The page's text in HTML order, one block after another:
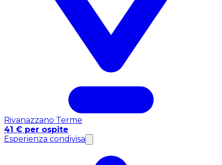
Rivanazzano Terme
41 € per ospite
Esperienza condivisa